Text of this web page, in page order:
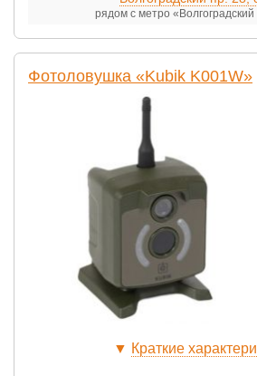
рядом с метро «Волгоградский
Фотоловушка «Kubik K001W»
▼ Краткие